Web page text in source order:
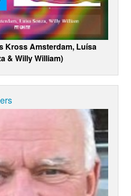
Kross Amsterdam, Luísa
& Willy William)